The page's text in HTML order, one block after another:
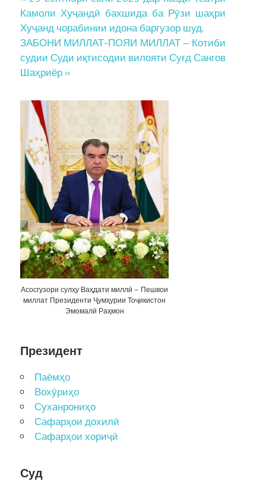
navigation
Камоли Хуҷандӣ​ бахшида ба Рӯзи шаҳри
Хуҷанд чорабинии идона баргузор шуд.
ЗАБОНИ МИЛЛАТ-ПОЯИ МИЛЛАТ – Котиби
судии Суди иқтисодии вилояти Суғд Сангов
Шаҳриёр »
Асосгузори сулҳу Ваҳдати миллӣ – Пешвои
миллат Президенти Ҷумҳурии Тоҷикистон
Эмомалӣ Раҳмон
Президент
Паёмҳо
Вохӯриҳо
Суханрониҳо
Сафарҳои дохилӣ
Сафарҳои хориҷӣ
Суд